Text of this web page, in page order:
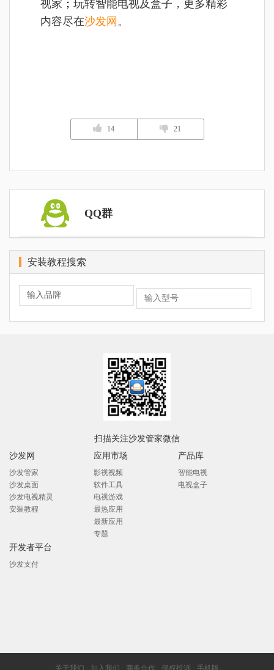
视家 ； 玩转智能电视及盒子，更多精彩
内容尽在沙发网 。
14 21
QQ群
安装教程搜索
扫描关注沙发管家微信
沙发网
沙发管家
沙发桌面
沙发电视精灵
安装教程
应用市场
影视视频
软件工具
电视游戏
最热应用
最新应用
专题
产品库
智能电视
电视盒子
开发者平台
沙发支付
关于我们 · 加入我们 · 商务合作 · 侵权投诉 · 手机版